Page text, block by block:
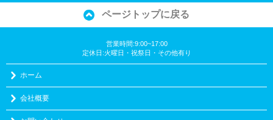
ページトップに戻る
営業時間:9:00~17:00
定休日:火曜日・祝祭日・その他有り
ホーム
会社概要